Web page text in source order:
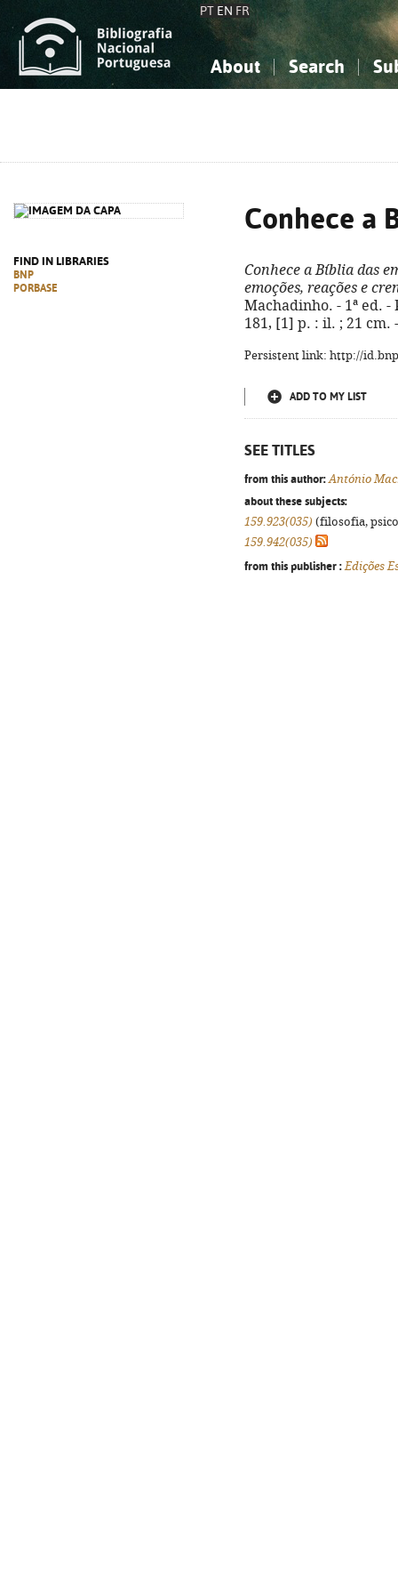
PT EN FR
About Search
FIND IN LIBRARIES
BNP
PORBASE
Conhece a
Conhece a Bíblia das
emoções, reações e
Machadinho. - 1ª ed. -
181, [1] p. : il. ; 21 cm.
Persistent link: http://
ADD TO MY LIST
SEE TITLES
from this author: António
about these subjects:
159.923(035) (filosofia,
159.942(035)
from this publisher : Edições